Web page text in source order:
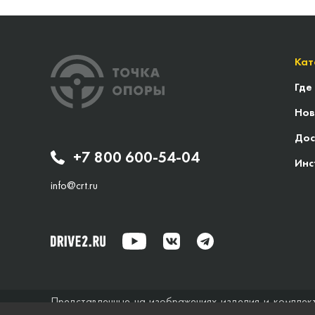
+7 800 600-54-04
info@crt.ru
Представленные на изображениях изделия и